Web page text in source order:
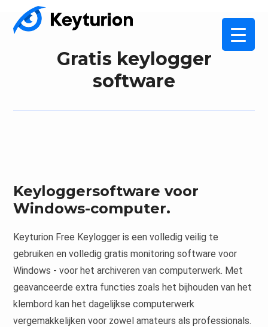
Gratis keylogger
software
Keyloggersoftware voor
Windows-computer.
Keyturion Free Keylogger is een volledig veilig te
gebruiken en volledig gratis monitoring software voor
Windows - voor het archiveren van computerwerk. Met
geavanceerde extra functies zoals het bijhouden van het
klembord kan het dagelijkse computerwerk
vergemakkelijken voor zowel amateurs als professionals.